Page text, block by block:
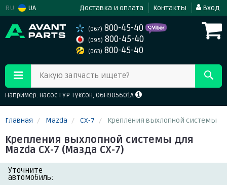
RU UA Доставка и оплата Контакты Вход
(067) 800-45-40
(095) 800-45-40
(063) 800-45-40
Какую запчасть ищете?
Например: насос ГУР Туксон, 06H905601A
Главная Mazda CX-7 Крепления выхлопной системы
Крепления выхлопной системы для
Mazda CX-7 (Мазда СХ-7)
Уточните
автомобиль: